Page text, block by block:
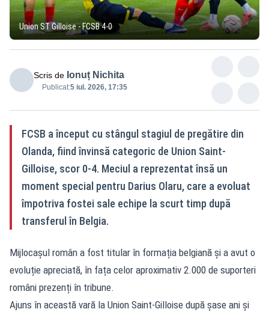
Union ST Gilloise - FCSB 4-0
Scris de Ionuț Nichita
Publicat:5 iul. 2026, 17:35
FCSB a început cu stângul stagiul de pregătire din
Olanda, fiind învinsă categoric de Union Saint-
Gilloise, scor 0-4. Meciul a reprezentat însă un
moment special pentru Darius Olaru, care a evoluat
împotriva fostei sale echipe la scurt timp după
transferul în Belgia.
Mijlocașul român a fost titular în formația belgiană și a avut o
evoluție apreciată, în fața celor aproximativ 2.000 de suporteri
români prezenți în tribune.
Ajuns în această vară la Union Saint-Gilloise după șase ani și